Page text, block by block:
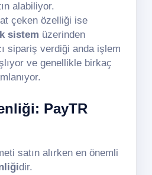
alabiliyor.
çeken özelliği ise
sistem üzerinden
sipariş verdiği anda işlem
ve genellikle birkaç
PayTR
satın alırken en önemli
dir.